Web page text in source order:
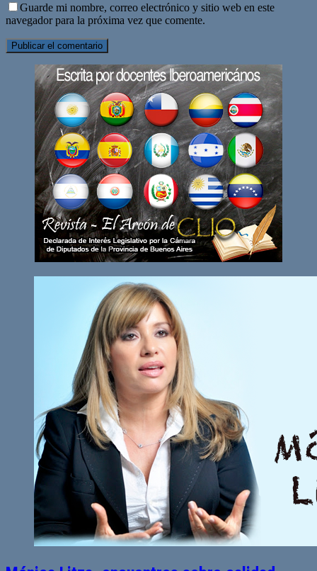
Guarde mi nombre, correo electrónico y sitio web en este
navegador para la próxima vez que comente.